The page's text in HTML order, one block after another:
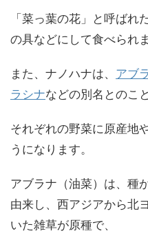
「菜っ葉の花」と呼ばれ
の具などにして食べられま
また、ナノハナは、 アブ
ラシナなどの別名とのこ
それぞれの野菜に原産地
うになります。
アブラナ（油菜）は、種
由来し、西アジアから北
いた雑草が原種で、